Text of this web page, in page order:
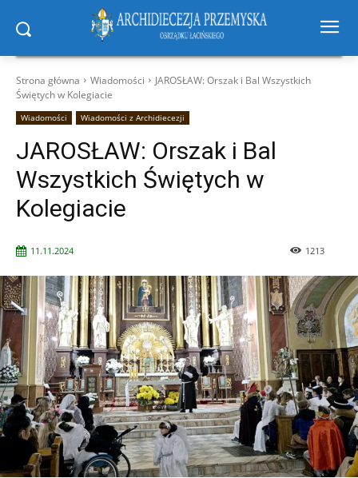
Strona główna Wiadomości
JAROSŁAW: Orszak i Bal Wszystkich
Świętych w Kolegiacie
Wiadomości Wiadomości z Archidiecezji
JAROSŁAW: Orszak i Bal
Wszystkich Świętych w
Kolegiacie
11.11.2024 1213